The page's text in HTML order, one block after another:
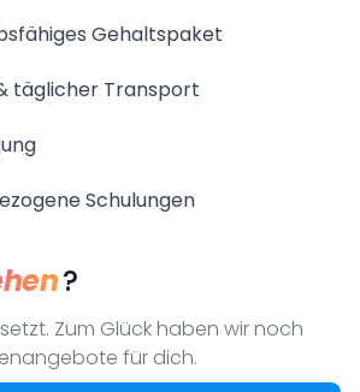
Gehaltspaket
täglicher Transport
Schulungen
?
Zum Glück haben wir noch
für dich.